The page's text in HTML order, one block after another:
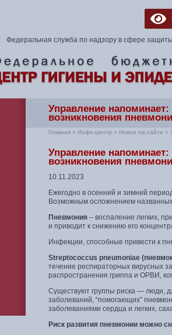
Федеральная служба по надзору в сфере
Управление
возникновения
Главная » Инфо-центр » Новое на сайте »
Управление
возникновения
10.11.2023
Ежегодно в осенний и зимний
Возможным осложнением
Пневмония – воспаление легких,
и приводит к снижению его
Инфекции, способные привести к
Streptococcus pneumoniae
течение респираторных вирусных
распространения гриппа и ОРВИ,
Существуют группы риска — люди,
заболеваний, “помогающих”
заболеваниями сердца и легких,
Риск развития пневмонии можно